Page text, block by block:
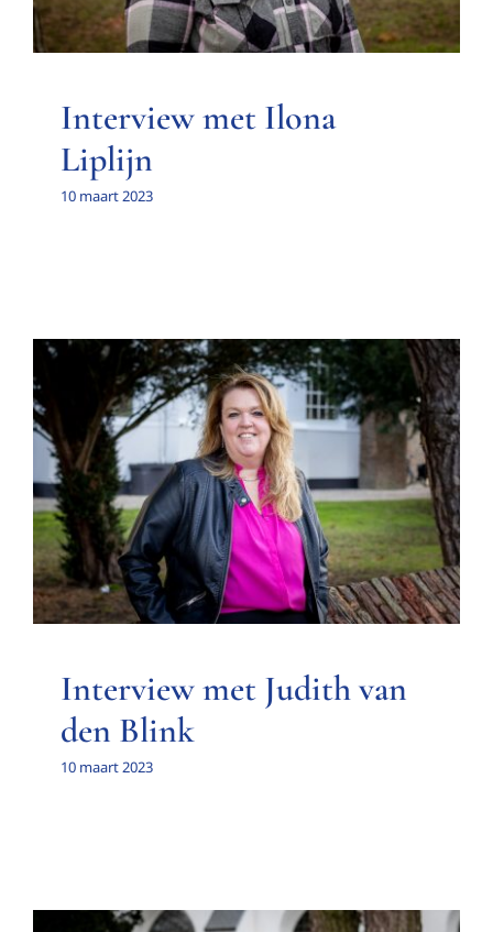
Interview met Ilona
Liplijn
10 maart 2023
Interview met Judith van den
Blink
Interview met een bestuurslid
Interview met Judith van
den Blink
10 maart 2023